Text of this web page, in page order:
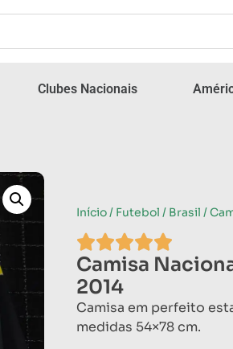
Clubes Nacionais
Início/ Futebol / Brasil /
Camisa
2014
Camisa em perfeito
medidas 54×78 cm.